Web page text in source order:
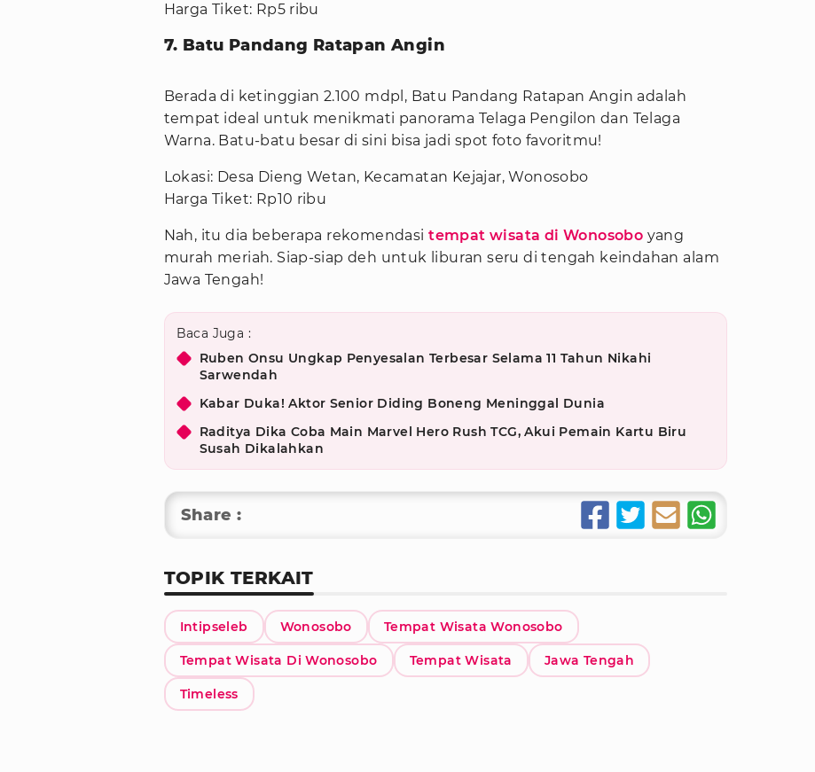
Harga Tiket: Rp5 ribu
7. Batu Pandang Ratapan Angin
Berada di ketinggian 2.100 mdpl, Batu Pandang Ratapan Angin adalah
tempat ideal untuk menikmati panorama Telaga Pengilon dan Telaga
Warna. Batu-batu besar di sini bisa jadi spot foto favoritmu!
Lokasi: Desa Dieng Wetan, Kecamatan Kejajar, Wonosobo
Harga Tiket: Rp10 ribu
Nah, itu dia beberapa rekomendasitempat wisata di Wonosobo yang
murah meriah. Siap-siap deh untuk liburan seru di tengah keindahan alam
Jawa Tengah!
Baca Juga :
Ruben Onsu Ungkap Penyesalan Terbesar Selama 11 Tahun Nikahi
Sarwendah
Kabar Duka! Aktor Senior Diding Boneng Meninggal Dunia
Raditya Dika Coba Main Marvel Hero Rush TCG, Akui Pemain Kartu Biru
Susah Dikalahkan
Share :
TOPIK TERKAIT
Intipseleb Wonosobo Tempat Wisata Wonosobo
Tempat Wisata Di Wonosobo Tempat Wisata Jawa Tengah
Timeless